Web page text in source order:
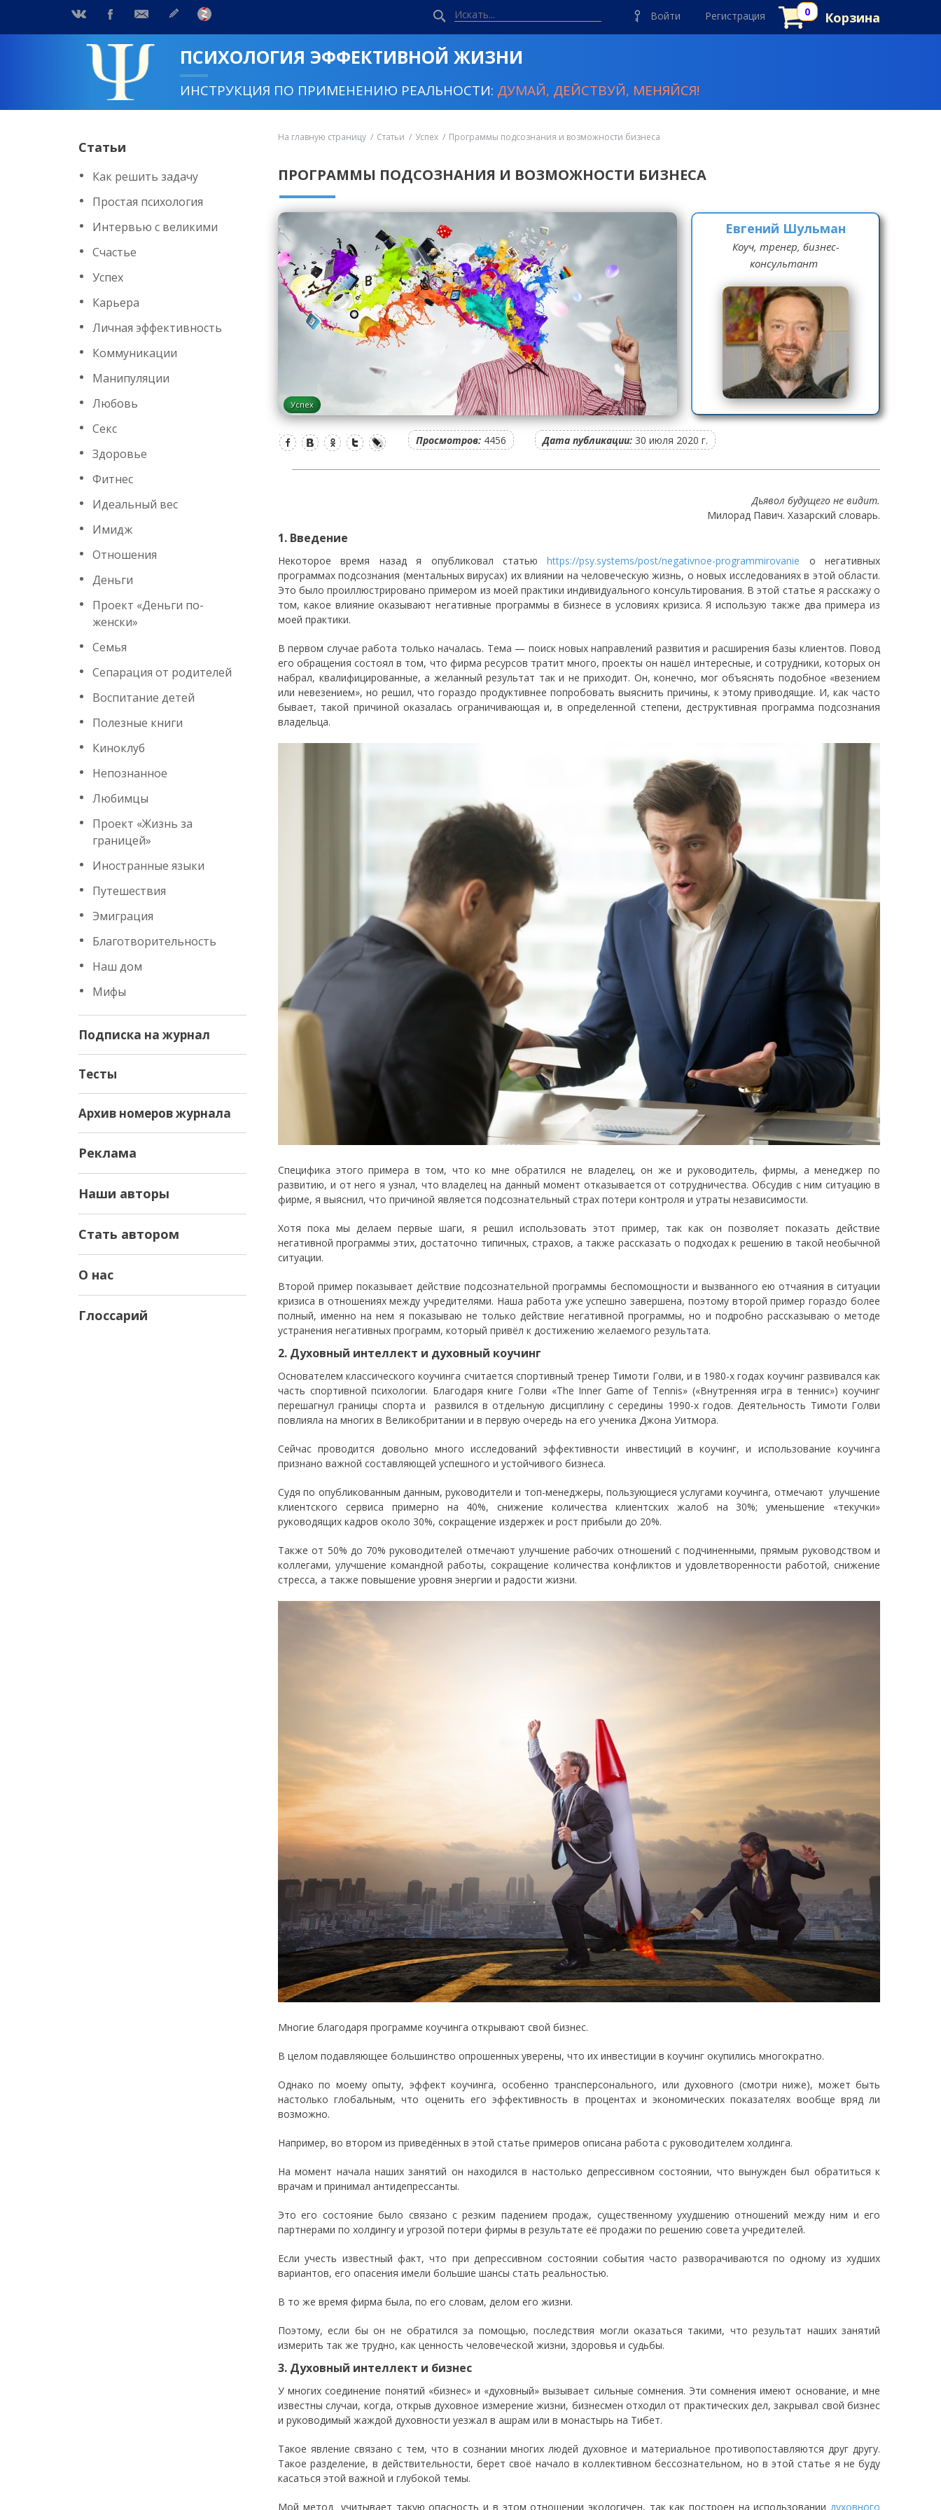
Войти Регистрация Корзина
ПСИХОЛОГИЯ ЭФФЕКТИВНОЙ ЖИЗНИ
ИНСТРУКЦИЯ ПО ПРИМЕНЕНИЮ РЕАЛЬНОСТИ: ДУМАЙ, ДЕЙСТВУЙ, МЕНЯЙСЯ!
Статьи
Как решить задачу
Простая психология
Интервью с великими
Счастье
Успех
Карьера
Личная эффективность
Коммуникации
Манипуляции
Любовь
Секс
Здоровье
Фитнес
Идеальный вес
Имидж
Отношения
Деньги
Проект «Деньги по-
женски»
Семья
Сепарация от родителей
Воспитание детей
Полезные книги
Киноклуб
Непознанное
Любимцы
Проект «Жизнь за
границей»
Иностранные языки
Путешествия
Эмиграция
Благотворительность
Наш дом
Мифы
Подписка на журнал
Тесты
Архив номеров журнала
Реклама
Наши авторы
Стать автором
О нас
Глоссарий
На главную страницу Статьи Успех Программы подсознания и возможности бизнеса
ПРОГРАММЫ ПОДСОЗНАНИЯ И ВОЗМОЖНОСТИ БИЗНЕСА
Успех
Евгений Шульман
Коуч, тренер, бизнес-
консультант
Просмотров: 4456 Дата публикации: 30 июля 2020 г.
Дьявол будущего не видит.
Милорад Павич. Хазарский словарь.
1. Введение
Некоторое время назад я опубликовал статьюhttps://psy.systems/post/negativnoe-programmirovanie о негативных
программах подсознания (ментальных вирусах) их влиянии на человеческую жизнь, о новых исследованиях в этой области.
Это было проиллюстрировано примером из моей практики индивидуального консультирования. В этой статье я расскажу о
том, какое влияние оказывают негативные программы в бизнесе в условиях кризиса. Я использую также два примера из
моей практики.
В первом случае работа только началась. Тема — поиск новых направлений развития и расширения базы клиентов. Повод
его обращения состоял в том, что фирма ресурсов тратит много, проекты он нашёл интересные, и сотрудники, которых он
набрал, квалифицированные, а желанный результат так и не приходит. Он, конечно, мог объяснять подобное «везением
или невезением», но решил, что гораздо продуктивнее попробовать выяснить причины, к этому приводящие. И, как часто
бывает, такой причиной оказалась ограничивающая и, в определенной степени, деструктивная программа подсознания
владельца.
Специфика этого примера в том, что ко мне обратился не владелец, он же и руководитель, фирмы, а менеджер по
развитию, и от него я узнал, что владелец на данный момент отказывается от сотрудничества. Обсудив с ним ситуацию в
фирме, я выяснил, что причиной является подсознательный страх потери контроля и утраты независимости.
Хотя пока мы делаем первые шаги, я решил использовать этот пример, так как он позволяет показать действие
негативной программы этих, достаточно типичных, страхов, а также рассказать о подходах к решению в такой необычной
ситуации.
Второй пример показывает действие подсознательной программы беспомощности и вызванного ею отчаяния в ситуации
кризиса в отношениях между учредителями. Наша работа уже успешно завершена, поэтому второй пример гораздо более
полный, именно на нем я показываю не только действие негативной программы, но и подробно рассказываю о методе
устранения негативных программ, который привёл к достижению желаемого результата.
2. Духовный интеллект и духовный коучинг
Основателем классического коучинга считается спортивный тренер Тимоти Голви, и в 1980-х годах коучинг развивался как
часть спортивной психологии. Благодаря книге Голви «The Inner Game of Tennis» («Внутренняя игра в теннис») коучинг
перешагнул границы спорта и развился в отдельную дисциплину с середины 1990-х годов. Деятельность Тимоти Голви
повлияла на многих в Великобритании и в первую очередь на его ученика Джона Уитмора.
Сейчас проводится довольно много исследований эффективности инвестиций в коучинг, и использование коучинга
признано важной составляющей успешного и устойчивого бизнеса.
Судя по опубликованным данным, руководители и топ-менеджеры, пользующиеся услугами коучинга, отмечают улучшение
клиентского сервиса примерно на 40%, снижение количества клиентских жалоб на 30%; уменьшение «текучки»
руководящих кадров около 30%, сокращение издержек и рост прибыли до 20%.
Также от 50% до 70% руководителей отмечают улучшение рабочих отношений с подчиненными, прямым руководством и
коллегами, улучшение командной работы, сокращение количества конфликтов и удовлетворенности работой, снижение
стресса, а также повышение уровня энергии и радости жизни.
Многие благодаря программе коучинга открывают свой бизнес.
В целом подавляющее большинство опрошенных уверены, что их инвестиции в коучинг окупились многократно.
Однако по моему опыту, эффект коучинга, особенно трансперсонального, или духовного (смотри ниже), может быть
настолько глобальным, что оценить его эффективность в процентах и экономических показателях вообще вряд ли
возможно.
Например, во втором из приведённых в этой статье примеров описана работа с руководителем холдинга.
На момент начала наших занятий он находился в настолько депрессивном состоянии, что вынужден был обратиться к
врачам и принимал антидепрессанты.
Это его состояние было связано с резким падением продаж, существенному ухудшению отношений между ним и его
партнерами по холдингу и угрозой потери фирмы в результате её продажи по решению совета учредителей.
Если учесть известный факт, что при депрессивном состоянии события часто разворачиваются по одному из худших
вариантов, его опасения имели большие шансы стать реальностью.
В то же время фирма была, по его словам, делом его жизни.
Поэтому, если бы он не обратился за помощью, последствия могли оказаться такими, что результат наших занятий
измерить так же трудно, как ценность человеческой жизни, здоровья и судьбы.
3. Духовный интеллект и бизнес
У многих соединение понятий «бизнес» и «духовный» вызывает сильные сомнения. Эти сомнения имеют основание, и мне
известны случаи, когда, открыв духовное измерение жизни, бизнесмен отходил от практических дел, закрывал свой бизнес
и руководимый жаждой духовности уезжал в ашрам или в монастырь на Тибет.
Такое явление связано с тем, что в сознании многих людей духовное и материальное противопоставляются друг другу.
Такое разделение, в действительности, берет своё начало в коллективном бессознательном, но в этой статье я не буду
касаться этой важной и глубокой темы.
Мой метод учитывает такую опасность и в этом отношении экологичен, так как построен на использовании духовного